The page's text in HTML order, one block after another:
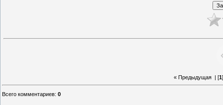
« Предыдущая| [1
Всего комментариев: 0